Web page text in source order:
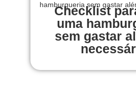
hamburgueria sem gastar
Checklist
uma
sem gastar